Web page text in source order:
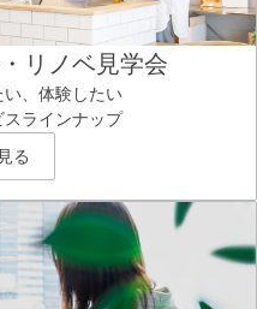
リノベ見学会
、体験したい
ラインナップ
る